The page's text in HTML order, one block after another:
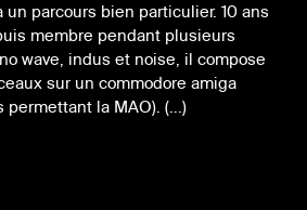
un parcours bien particulier. 10 ans
membre pendant plusieurs
wave, indus et noise, il compose
sur un commodore amiga
la MAO). (...)